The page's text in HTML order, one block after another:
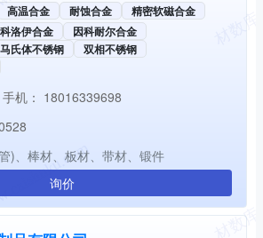
高温合金 耐蚀合金
精密软磁合金
洛伊合金
因科耐尔合金
马氏体不锈钢
双相不锈钢
手机： 18016339698
)、棒材、板材、带材、锻件
询价